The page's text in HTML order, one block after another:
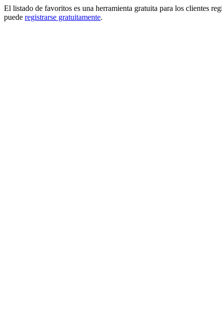
El listado de favoritos es una herramienta gratuita para los clientes
puede registrarse gratuitamente.